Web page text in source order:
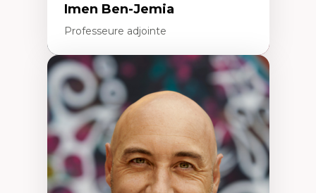
Imen Ben-Jemia
Professeure adjointe
Expertises
Discours sur la ville et représentations
Mosquées, formes et usages au Canada
Reconnaissance et représentations des
communautés immigrantes dans l'espace
urbain
Design architectural et urbain
Patrimoine et patrimonialisation
Études postcoloniales et décolonisation des
savoirs